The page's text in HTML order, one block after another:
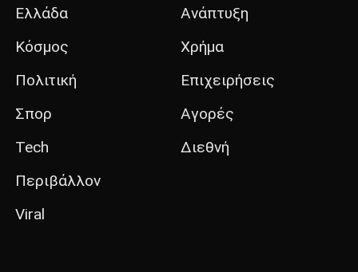
Ελλάδα
Κόσμος
Πολιτική
Σπορ
Tech
Περιβάλλον
Viral
Ανάπτυξη
Χρήμα
Επιχειρήσεις
Αγορές
Διεθνή